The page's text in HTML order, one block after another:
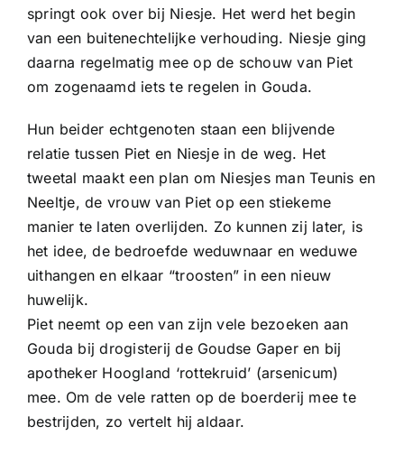
springt ook over bij Niesje. Het werd het begin
van een buitenechtelijke verhouding. Niesje ging
daarna regelmatig mee op de schouw van Piet
om zogenaamd iets te regelen in Gouda.
Hun beider echtgenoten staan een blijvende
relatie tussen Piet en Niesje in de weg. Het
tweetal maakt een plan om Niesjes man Teunis en
Neeltje, de vrouw van Piet op een stiekeme
manier te laten overlijden. Zo kunnen zij later, is
het idee, de bedroefde weduwnaar en weduwe
uithangen en elkaar “troosten” in een nieuw
huwelijk.
Piet neemt op een van zijn vele bezoeken aan
Gouda bij drogisterij de Goudse Gaper en bij
apotheker Hoogland ‘rottekruid’ (arsenicum)
mee. Om de vele ratten op de boerderij mee te
bestrijden, zo vertelt hij aldaar.